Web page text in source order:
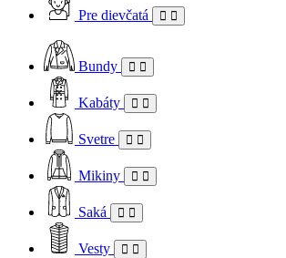
Pre dievčatá
Bundy
Kabáty
Svetre
Mikiny
Saká
Vesty